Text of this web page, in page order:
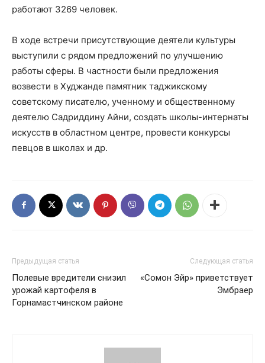
работают 3269 человек.
В ходе встречи присутствующие деятели культуры
выступили с рядом предложений по улучшению
работы сферы. В частности были предложения
возвести в Худжанде памятник таджикскому
советскому писателю, ученному и общественному
деятелю Садриддину Айни, создать школы-интернаты
искусств в областном центре, провести конкурсы
певцов в школах и др.
Предыдущая статья
Полевые вредители снизил
урожай картофеля в
Горнамастчинском районе
Следующая статья
«Сомон Эйр» приветствует
Эмбраер